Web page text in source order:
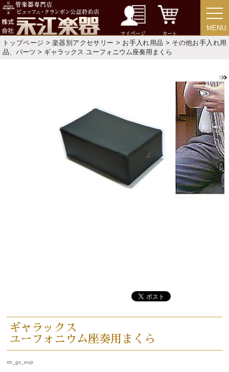
マイページ カート
MENU
MENU
トップページ >楽器別アクセサリー > お手入れ用品 > その他お手入れ用
品、パーツ > ギャラックス ユーフォニウム座奏用まくら
ギャラックス
ユーフォニウム座奏用まくら
xtr_gx_eup
価格・ランキングで探す
初級・中級・上級で探す
永江楽器人気コンテンツ
新商品・新規取り扱い商品
セール・イベント情報